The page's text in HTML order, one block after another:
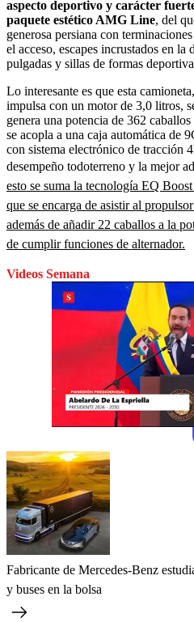
aspecto deportivo y carácter
paquete estético AMG Line, del
generosa persiana con
el acceso, escapes incrustados en la
pulgadas y sillas de formas
Lo interesante es que esta
impulsa con un motor de 3,0 litros,
genera una potencia de 362
se acopla a una caja automática de
con sistema electrónico de tracción
desempeño todoterreno y la mejor
esto se suma la tecnología EQ
que se encarga de asistir al
además de añadir 22 caballos a la
de cumplir funciones de alternador.
Videos Semana
Fabricante de Mercedes-Benz
y buses en la bolsa